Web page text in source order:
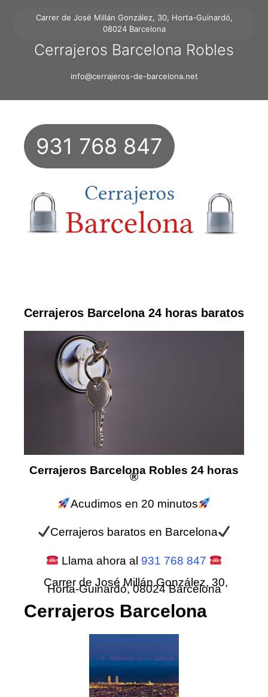
Carrer de José Millán González, 30, Horta-Guinardó,
08024 Barcelona
Cerrajeros Barcelona Robles
info@cerrajeros-de-barcelona.net
931 768 847
Cerrajeros Barcelona 24 horas baratos
Cerrajeros Barcelona Robles 24 horas
®
Acudimos en 20 minutos
Cerrajeros baratos en Barcelona
Llama ahora al 931 768 847
Carrer de José Millán González, 30,
Horta-Guinardó, 08024 Barcelona
Cerrajeros Barcelona